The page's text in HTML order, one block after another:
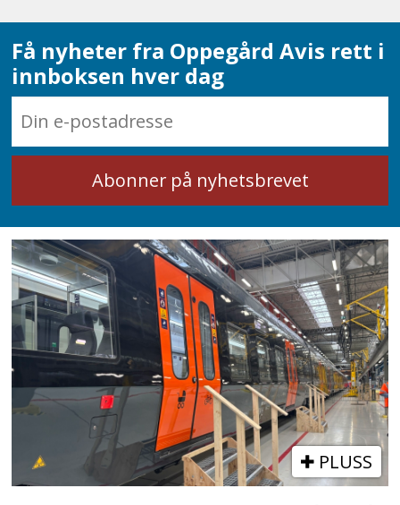
Få nyheter fra Oppegård Avis rett i
innboksen hver dag
PLUSS